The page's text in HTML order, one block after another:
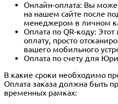
Онлайн-оплата: Вы
на нашем сайте после
менеджером в личном
Оплата по QR-коду:
оплату, просто
вашего мобильного
Оплата по счету для
В какие сроки необходимо
Оплата заказа должна быть
временных рамках: